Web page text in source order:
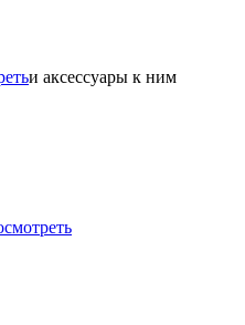
и аксессуары к ним